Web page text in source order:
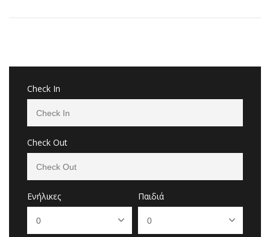
Check In
Check Out
Ενήλικες Παιδιά